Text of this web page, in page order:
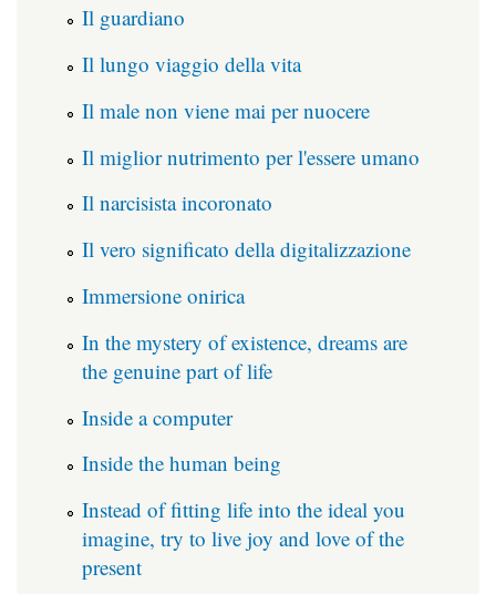
Il guardiano
Il lungo viaggio della vita
Il male non viene mai per nuocere
Il miglior nutrimento per l'essere umano
Il narcisista incoronato
Il vero significato della digitalizzazione
Immersione onirica
In the mystery of existence, dreams are
the genuine part of life
Inside a computer
Inside the human being
Instead of fitting life into the ideal you
imagine, try to live joy and love of the
present